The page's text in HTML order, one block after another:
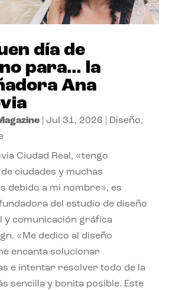
día de
para… la
Ana
| Jul 31, 2026 Diseño,
Ciudad Real, «tengo
ciudades y muchas
debido a mi nombre», es
del estudio de diseño
y comunicación gráfica
«Me dedico al diseño
encanta solucionar
e intentar resolver todo de la
sencilla y bonita posible. Este